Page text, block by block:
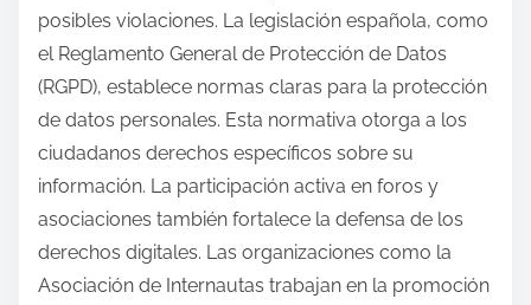
posibles violaciones. La legislación española, como
el Reglamento General de Protección de Datos
(RGPD), establece normas claras para la protección
de datos personales. Esta normativa otorga a los
ciudadanos derechos específicos sobre su
información. La participación activa en foros y
asociaciones también fortalece la defensa de los
derechos digitales. Las organizaciones como la
Asociación de Internautas trabajan en la promoción